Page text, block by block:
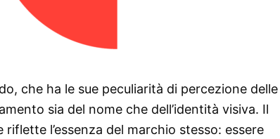
che ha le sue peculiarità di percezione delle
sia del nome che dell’identità visiva. Il
l’essenza del marchio stesso: essere